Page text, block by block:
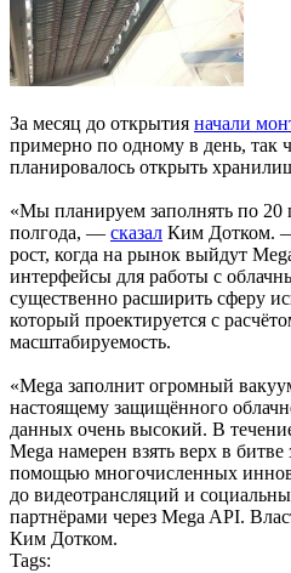
За месяц до открытия начали
примерно по одному в день, так
планировалось открыть
«Мы планируем заполнять по 20
полгода, — сказал Ким Дотком.
рост, когда на рынок выйдут
интерфейсы для работы с
существенно расширить сферу
который проектируется с
масштабируемость.
«Mega заполнит огромный
настоящему защищённого
данных очень высокий. В
Mega намерен взять верх в
помощью многочисленных
до видеотрансляций и
партнёрами через Mega API.
Ким Дотком.
Tags: